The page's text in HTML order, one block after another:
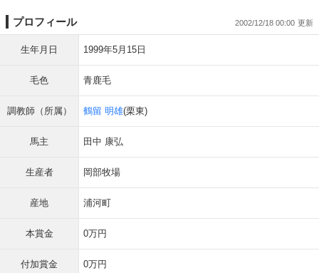
プロフィール 2002/12/18 00:00
生年月日 1999年5月15日
毛色 青鹿毛
調教師（所属） 鶴留 明雄(栗東)
馬主 田中 康弘
生産者 岡部牧場
産地 浦河町
本賞金 0万円
付加賞金 0万円